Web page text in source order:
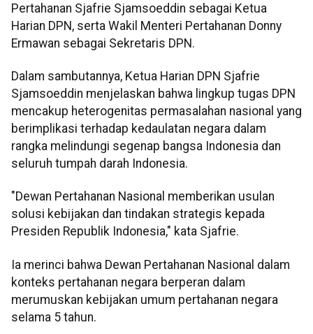
Pertahanan Sjafrie Sjamsoeddin sebagai Ketua
Harian DPN, serta Wakil Menteri Pertahanan Donny
Ermawan sebagai Sekretaris DPN.
Dalam sambutannya, Ketua Harian DPN Sjafrie
Sjamsoeddin menjelaskan bahwa lingkup tugas DPN
mencakup heterogenitas permasalahan nasional yang
berimplikasi terhadap kedaulatan negara dalam
rangka melindungi segenap bangsa Indonesia dan
seluruh tumpah darah Indonesia.
"Dewan Pertahanan Nasional memberikan usulan
solusi kebijakan dan tindakan strategis kepada
Presiden Republik Indonesia," kata Sjafrie.
Ia merinci bahwa Dewan Pertahanan Nasional dalam
konteks pertahanan negara berperan dalam
merumuskan kebijakan umum pertahanan negara
selama 5 tahun.